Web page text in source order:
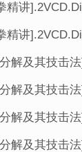
精讲
精讲
解及其技击
解及其技击
解及其技击
解及其技击